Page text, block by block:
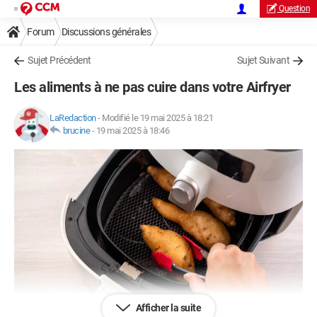
Question
Forum Discussions générales
Sujet Précédent Sujet Suivant
Les aliments à ne pas cuire dans votre Airfryer
LaRedaction- Modifié le 19 mai 2025 à 18:21
brucine- 19 mai 2025 à 18:46
Afficher la suite